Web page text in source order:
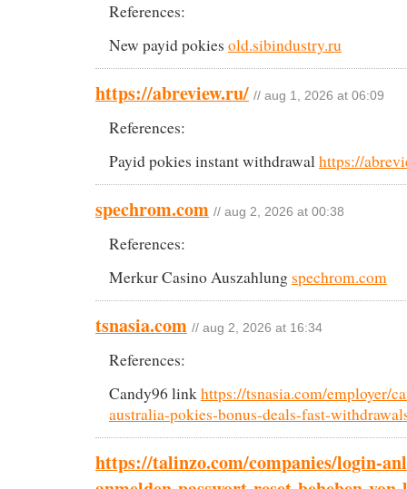
References:
New payid pokies old.sibindustry.ru
https://abreview.ru/ // aug 1, 2026 at 06:09
References:
Payid pokies instant withdrawal https://
spechrom.com // aug 2, 2026 at 00:38
References:
Merkur Casino Auszahlung spechrom.com
tsnasia.com // aug 2, 2026 at 16:34
References:
Candy96 link https://tsnasia.com/employer/
australia-pokies-bonus-deals-fast-
https://talinzo.com/companies/login-